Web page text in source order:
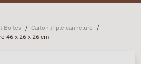
Boites / Carton triple cannelure /
46 x 26 x 26 cm